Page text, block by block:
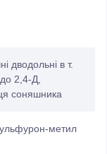
дводольні в т.
до 2,4-Д,
соняшника
метил